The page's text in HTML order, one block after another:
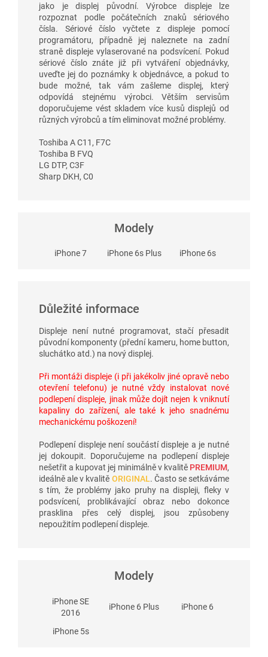
jako je displej původní. Výrobce displeje lze
rozpoznat podle počátečních znaků sériového
čísla. Sériové číslo vyčtete z displeje pomocí
programátoru, případně jej naleznete na zadní
straně displeje vylaserované na podsvícení. Pokud
sériové číslo znáte již při vytváření objednávky,
uveďte jej do poznámky k objednávce, a pokud to
bude možné, tak vám zašleme displej, který
odpovídá stejnému výrobci. Větším servisům
doporučujeme vést skladem více kusů displejů od
různých výrobců a tím eliminovat možné problémy.
Toshiba A C11, F7C
Toshiba B FVQ
LG DTP, C3F
Sharp DKH, C0
Modely
iPhone 7 iPhone 6s Plus iPhone 6s
Důležité informace
Displeje není nutné programovat, stačí přesadit
původní komponenty (přední kameru, home button,
sluchátko atd.) na nový displej.
Při montáži displeje (i při jakékoliv jiné opravě nebo
otevření telefonu) je nutné vždy instalovat nové
podlepení displeje, jinak může dojít nejen k vniknutí
kapaliny do zařízení, ale také k jeho snadnému
mechanickému poškození!
Podlepení displeje není součástí displeje a je nutné
jej dokoupit. Doporučujeme na podlepení displeje
nešetřit a kupovat jej minimálně v kvalitě PREMIUM,
ideálně ale v kvalitě ORIGINAL. Často se setkáváme
s tím, že problémy jako pruhy na displeji, fleky v
podsvícení, problikávající obraz nebo dokonce
prasklina přes celý displej, jsou způsobeny
nepoužitím podlepení displeje.
Modely
iPhone SE
2016
iPhone 6 Plus iPhone 6
iPhone 5s